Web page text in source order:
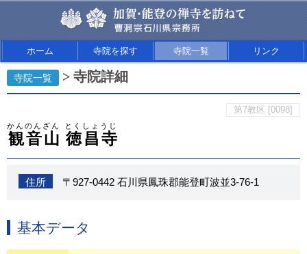
ホーム 寺院を探す 寺院一覧 リンク
寺院一覧 > 寺院詳細
観音山
かんのんざん
徳昌寺
とくしょうじ
第7教区 [0098]
住所 〒927-0442 石川県鳳珠郡能登町波並3-76-1
基本データ